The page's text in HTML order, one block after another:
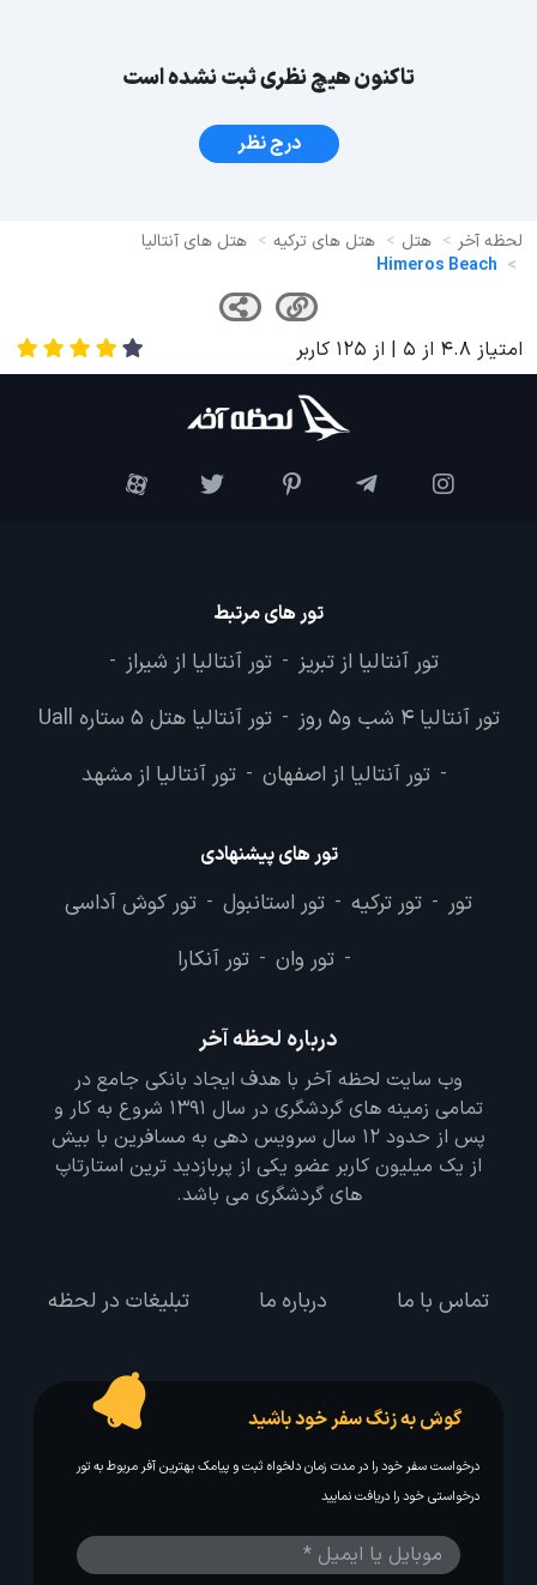
تاکنون هیچ نظری ثبت نشده است
درج نظر
لحظه آخر هتل هتل های ترکیه
هتل های آنتالیا
Himeros Beach
امتیاز 4.8 از 5 | از 125 کاربر
تور های مرتبط
تور آنتالیا از تبریز - تور آنتالیا از شیراز -
تور آنتالیا 4 شب و5 روز - تور آنتالیا هتل 5 ستاره Uall
- تور آنتالیا از اصفهان - تور آنتالیا از مشهد
تور های پیشنهادی
تور - تور ترکیه - تور استانبول - تور کوش آداسی
- تور وان - تور آنکارا
درباره لحظه آخر
وب سایت لحظه آخر با هدف ایجاد بانکی جامع در
تمامی زمینه های گردشگری در سال 1391 شروع به کار و
پس از حدود 12 سال سرویس دهی به مسافرین با بیش
از یک میلیون کاربر عضو یکی از پربازدید ترین استارتاپ
های گردشگری می باشد.
تماس با ما درباره ما تبلیغات در لحظه
گوش به زنگ سفر خود باشید
درخواست سفر خود را در مدت زمان دلخواه ثبت و پیامک بهترین آفر مربوط به تور
درخواستی خود را دریافت نمایید